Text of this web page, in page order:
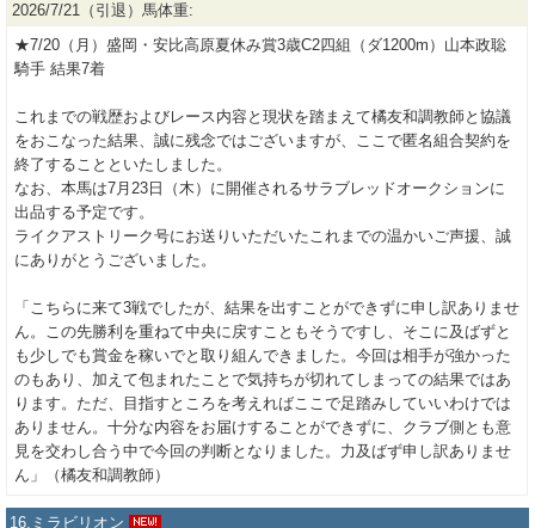
2026/7/21（引退）馬体重:
★7/20（月）盛岡・安比高原夏休み賞3歳C2四組（ダ1200m）山本政聡
騎手 結果7着
これまでの戦歴およびレース内容と現状を踏まえて橘友和調教師と協議
をおこなった結果、誠に残念ではございますが、ここで匿名組合契約を
終了することといたしました。
なお、本馬は7月23日（木）に開催されるサラブレッドオークションに
出品する予定です。
ライクアストリーク号にお送りいただいたこれまでの温かいご声援、誠
にありがとうございました。
「こちらに来て3戦でしたが、結果を出すことができずに申し訳ありませ
ん。この先勝利を重ねて中央に戻すこともそうですし、そこに及ばずと
も少しでも賞金を稼いでと取り組んできました。今回は相手が強かった
のもあり、加えて包まれたことで気持ちが切れてしまっての結果ではあ
ります。ただ、目指すところを考えればここで足踏みしていいわけでは
ありません。十分な内容をお届けすることができずに、クラブ側とも意
見を交わし合う中で今回の判断となりました。力及ばず申し訳ありませ
ん」（橘友和調教師）
16.ミラビリオン